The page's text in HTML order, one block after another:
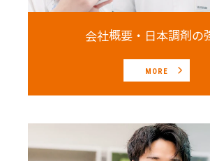
会社概要・日本調剤の
MORE